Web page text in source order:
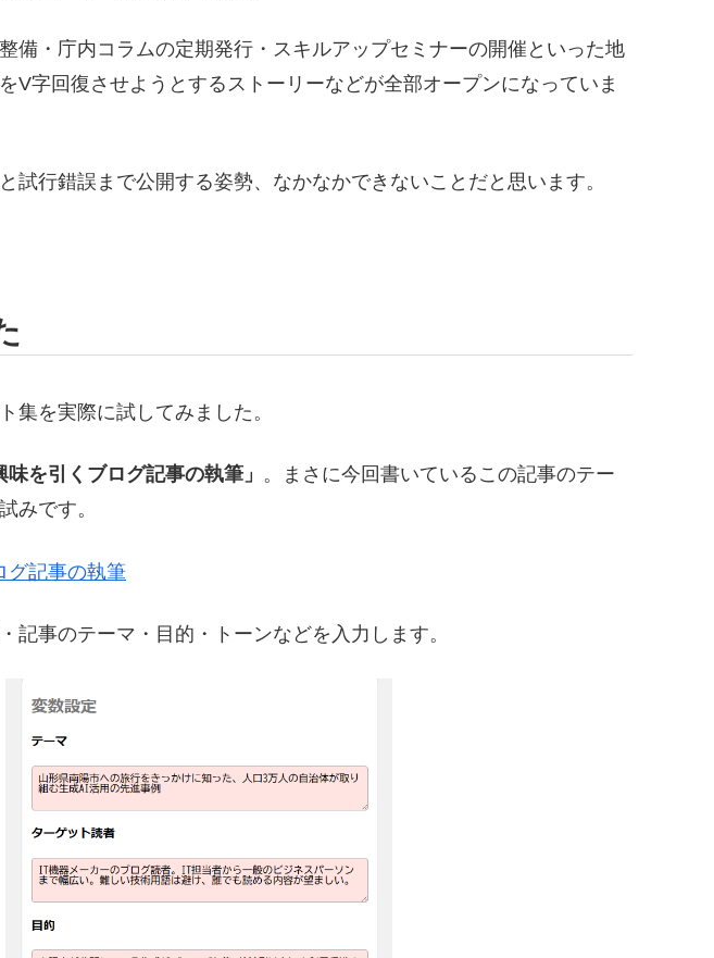
備・庁内コラムの定期発行・スキルアップセミナーの開催といった地
V字回復させようとするストーリーなどが全部オープンになっていま
試行錯誤まで公開する姿勢、なかなかできないことだと思います。
集を実際に試してみました。
を引くブログ記事の執筆」 。まさに今回書いているこの記事のテー
みです。
グ記事の執筆
記事のテーマ・目的・トーンなどを入力します。